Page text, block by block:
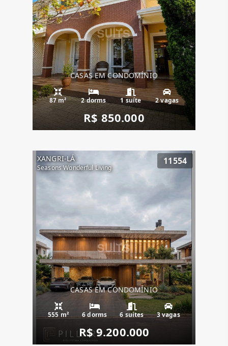
CASAS EM CONDOMÍNIO
87 m² 2 dorms 1 suíte 2 vagas
R$ 850.000
XANGRI-LÁ
Seasons Wonderful Living
11554
CASAS EM CONDOMÍNIO
555 m² 6 dorms 6 suítes 3 vagas
R$ 9.200.000